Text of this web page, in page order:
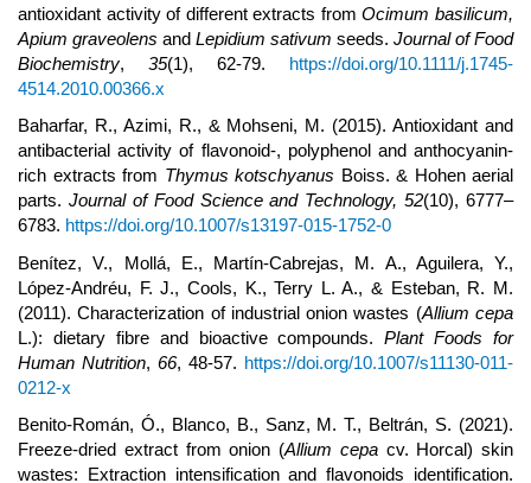
antioxidant activity of different extracts fromOcimum basilicum,
Apium graveolens and Lepidium sativum seeds. Journal of Food
Biochemistry, 35(1), 62-79. https://doi.org/10.1111/j.1745-
4514.2010.00366.x
Baharfar, R., Azimi, R., & Mohseni, M. (2015). Antioxidant and
antibacterial activity of flavonoid-, polyphenol and anthocyanin-
rich extracts from Thymus kotschyanus Boiss. & Hohen aerial
parts. Journal of Food Science and Technology, 52(10), 6777–
6783. https://doi.org/10.1007/s13197-015-1752-0
Benítez, V., Mollá, E., Martín-Cabrejas, M. A., Aguilera, Y.,
López-Andréu, F. J., Cools, K., Terry L. A., & Esteban, R. M.
(2011). Characterization of industrial onion wastes (Allium cepa
L.): dietary fibre and bioactive compounds.Plant Foods for
Human Nutrition, 66, 48-57. https://doi.org/10.1007/s11130-011-
0212-x
Benito-Román, Ó., Blanco, B., Sanz, M. T., Beltrán, S. (2021).
Freeze-dried extract from onion (Allium cepacv. Horcal) skin
wastes: Extraction intensification and flavonoids identification.